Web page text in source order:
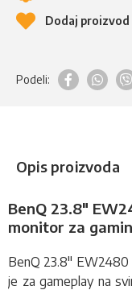
Dodaj proizvod
Podeli:
Opis proizvoda
BenQ 23.8"
monitor za
BenQ 23.8" EW2480
je za gameplay na